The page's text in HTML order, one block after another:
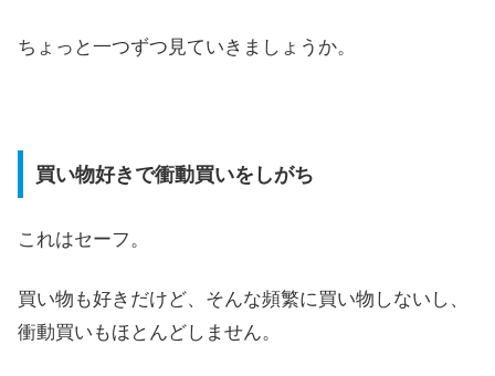
ちょっと一つずつ見ていきましょうか。
買い物好きで衝動買いをしがち
これはセーフ。
買い物も好きだけど、そんな頻繁に買い物しないし、
衝動買いもほとんどしません。